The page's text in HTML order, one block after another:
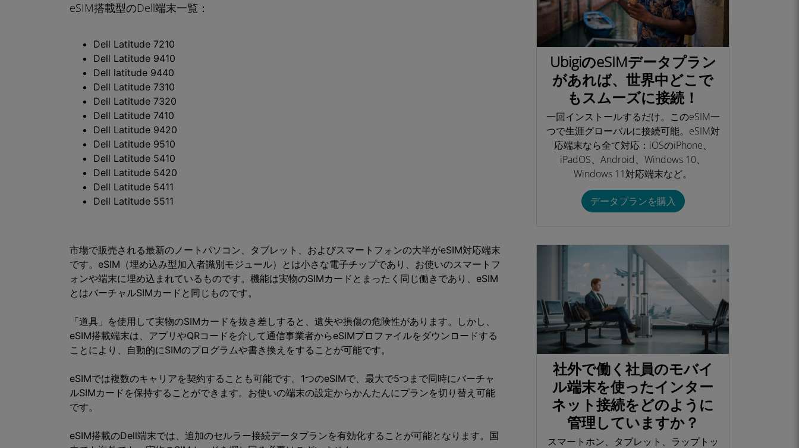
eSIM搭載型のDell端末一覧：
Dell Latitude 7210
Dell Latitude 9410
Dell latitude 9440
Dell Latitude 7310
Dell Latitude 7320
Dell Latitude 7410
Dell Latitude 9420
Dell Latitude 9510
Dell Latitude 5410
Dell Latitude 5420
Dell Latitude 5411
Dell Latitude 5511
市場で販売される最新のノートパソコン、タブレット、およびスマートフォンの大半がeSIM対応端末
です。eSIM（埋め込み型加入者識別モジュール）とは小さな電子チップであり、お使いのスマートフ
ォンや端末に埋め込まれているものです。機能は実物のSIMカードとまったく同じ働きであり、eSIM
とはバーチャルSIMカードと同じものです。
「道具」を使用して実物のSIMカードを抜き差しすると、遺失や損傷の危険性があります。しかし、
eSIM搭載端末は、アプリやQRコードを介して通信事業者からeSIMプロファイルをダウンロードする
ことにより、自動的にSIMのプログラムや書き換えをすることが可能です。
eSIMでは複数のキャリアを契約することも可能です。1つのeSIMで、最大で5つまで同時にバーチャ
ルSIMカードを保持することができます。お使いの端末の設定からかんたんにプランを切り替え可能
です。
eSIM搭載のDell端末では、追加のセルラー接続データプランを有効化することが可能となります。国
UbigiのeSIMデータプラン
があれば、世界中どこで
もスムーズに接続！
一回インストールするだけ。このeSIM一
つで生涯グローバルに接続可能。eSIM対
応端末なら全て対応：iOSのiPhone、
iPadOS、Android、Windows 10、
Windows 11対応端末など。​
データプランを購入
社外で働く社員のモバイ
ル端末を使ったインター
ネット接続をどのように
管理していますか？​
スマートホン、タブレット、ラップトッ